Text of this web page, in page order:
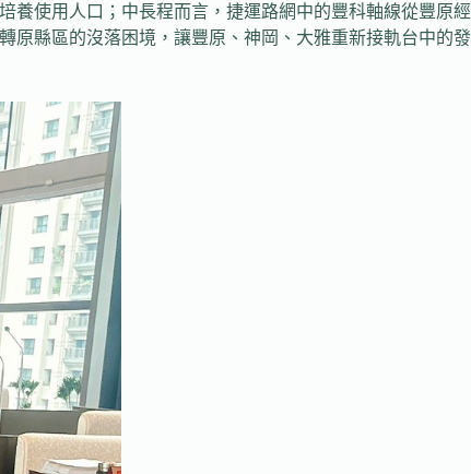
養使用人口；中長程而言，捷運路網中的豐科軸線從豐原經
原縣區的沒落困境，讓豐原、神岡、大雅重新接軌台中的發